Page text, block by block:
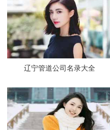
辽宁管道公司名录大全